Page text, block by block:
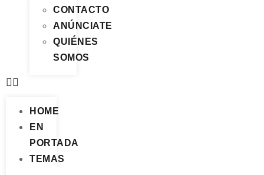
CONTACTO
ANÚNCIATE
QUIÉNES
SOMOS
HOME
EN
PORTADA
TEMAS